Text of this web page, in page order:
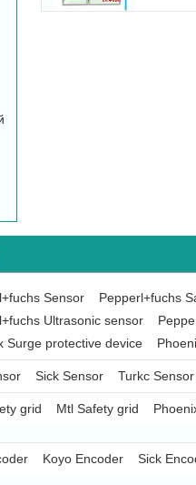
Sensor
Pepperl+fuchs
Ultrasonic sensor
Surge protective device
Sick Sensor Turkc Sensor
grid Mtl Safety grid
Koyo Encoder Sick